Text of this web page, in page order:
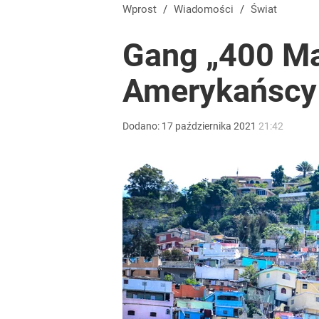
Masowe zatrucia nad polskim morzem.
Wrze po roku Nawrockiego. „Największa hańba”
„Żyję z piętnem zabójcy”. Kierowca, który
Wprost / Wiadomości / Świat
Gang „400
Dodano: 17 października 2021 21:42